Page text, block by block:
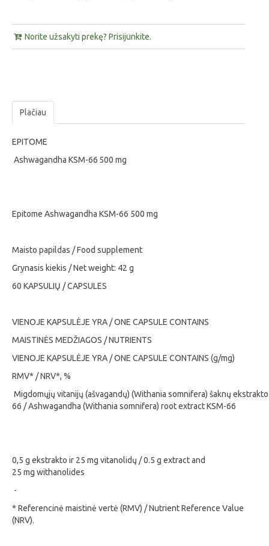
Norite užsakyti prekę? Prisijunkite.
Plačiau
EPITOME
Ashwagandha KSM-66 500 mg
Epitome Ashwagandha KSM-66 500 mg
Maisto papildas / Food supplement
Grynasis kiekis / Net weight: 42 g
60 KAPSULIŲ / CAPSULES
VIENOJE KAPSULĖJE YRA / ONE CAPSULE CONTAINS
MAISTINĖS MEDŽIAGOS / NUTRIENTS
VIENOJE KAPSULĖJE YRA / ONE CAPSULE CONTAINS (g/mg)
RMV* / NRV*, %
Migdomųjų vitanijų (ašvagandų) (Withania somnifera) šaknų
66 / Ashwagandha (Withania somnifera) root extract KSM-66
0,5 g ekstrakto ir 25 mg vitanolidų / 0.5 g extract and
25 mg withanolides
-
* Referencinė maistinė vertė (RMV) / Nutrient Reference Value
(NRV).